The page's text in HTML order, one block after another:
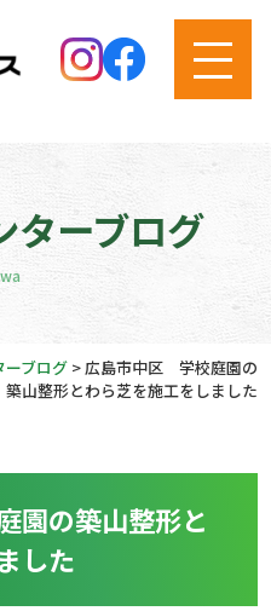
ターブログ
ーブログ> 広島市中区 学校庭園の
築山整形とわら芝を施工をしました
園の築山整形と
した